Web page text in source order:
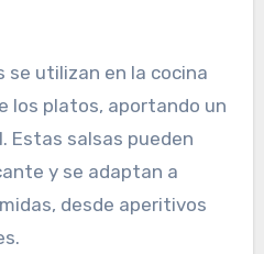
se utilizan en la cocina
los platos, aportando un
Estas salsas pueden
y se adaptan a
desde aperitivos